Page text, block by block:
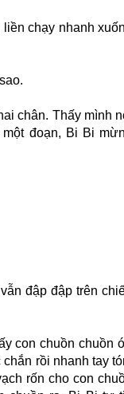
chạy nhanh
chân. Thấy mình
đoạn, Bi Bi
đập đập trên
con chuồn chuồn
rồi nhanh tay
rốn cho con